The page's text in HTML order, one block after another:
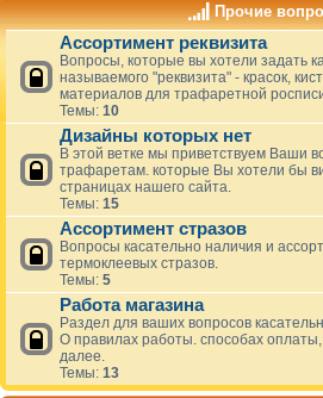
Прочие
Ассортимент реквизита
Вопросы, которые вы хотели задать
называемого "реквизита" - красок,
материалов для трафаретной
Темы: 10
Дизайны которых нет
В этой ветке мы приветствуем Ваши
трафаретам. которые Вы хотели бы
страницах нашего сайта.
Темы: 15
Ассортимент стразов
Вопросы касательно наличия и
термоклеевых стразов.
Темы: 5
Работа магазина
Раздел для ваших вопросов
О правилах работы. способах
далее.
Темы: 13